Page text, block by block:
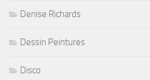
Denise Richards
Dessin Peintures
Disco